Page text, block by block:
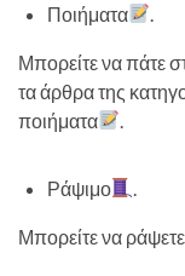
Ποιήματα
Μπορείτε να πάτε
τα άρθρα της
ποιήματα
Ράψιμο
Μπορείτε να ράψετε